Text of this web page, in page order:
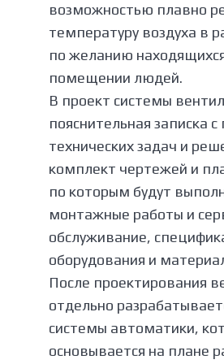
возможностью плавно
температуру воздуха в
по желанию
помещении людей.
В проект системы
пояснительная записка
технических задач и
комплект чертежей и
по которым будут
монтажные работы и
обслуживание,
оборудования и
После проектирования
отдельно
системы автоматики,
основывается на плане